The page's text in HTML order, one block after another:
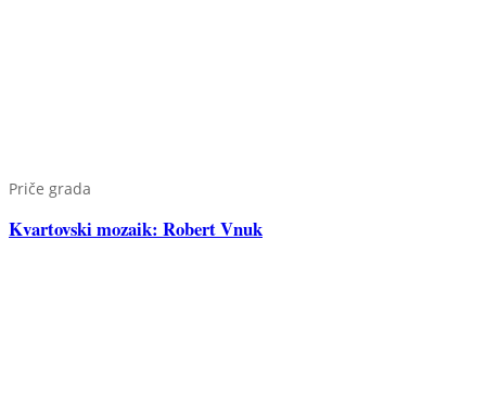
Priče grada
Kvartovski mozaik: Robert Vnuk